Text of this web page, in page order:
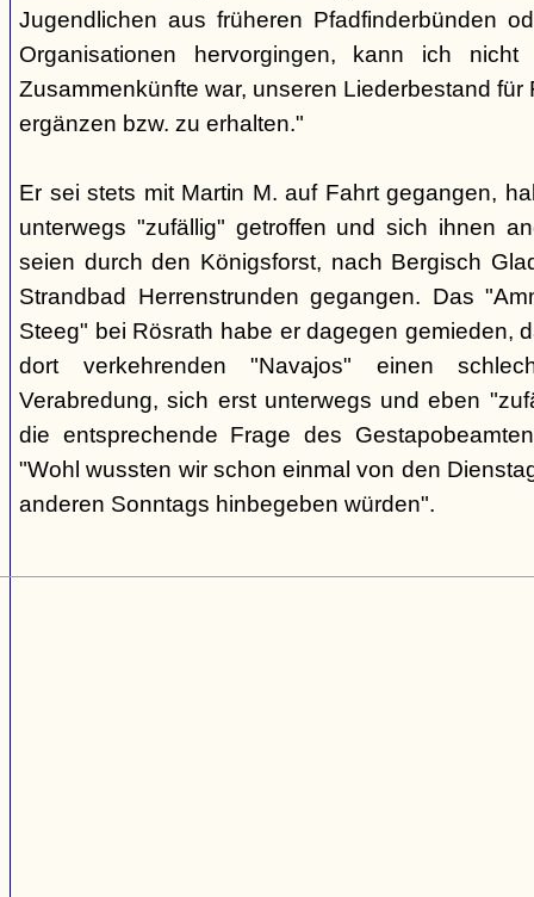
Jugendlichen aus früheren Pfadfinderbünden
Organisationen hervorgingen, kann ich
Zusammenkünfte war, unseren Liederbestand
ergänzen bzw. zu erhalten."
Er sei stets mit Martin M. auf Fahrt gegangen,
unterwegs "zufällig" getroffen und sich ihnen
seien durch den Königsforst, nach Bergisch
Strandbad Herrenstrunden gegangen. Das
Steeg" bei Rösrath habe er dagegen gemieden,
dort verkehrenden "Navajos" einen
Verabredung, sich erst unterwegs und eben
die entsprechende Frage des
"Wohl wussten wir schon einmal von den
anderen Sonntags hinbegeben würden".